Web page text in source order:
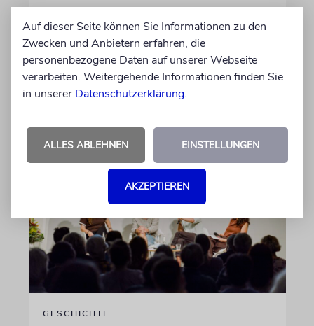
seit wenigen Tagen nach einem Stück
jüdischer Geschichte gegraben. Erst mit dem
Bagger, dann von Hand
GESCHICHTE
Auf dieser Seite können Sie Informationen zu den
Zwecken und Anbietern erfahren, die
personenbezogene Daten auf unserer Webseite
verarbeiten. Weitergehende Informationen finden Sie
in unserer Datenschutzerklärung.
ALLES ABLEHNEN EINSTELLUNGEN
AKZEPTIEREN